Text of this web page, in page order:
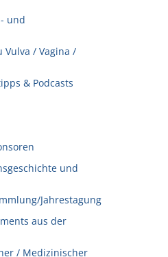
und
Vulva / Vagina /
& Podcasts
und
Jahrestagung
aus der
/ Medizinischer